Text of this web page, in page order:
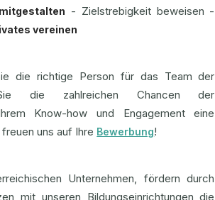
- Zielstrebigkeit beweisen -
vereinen
die richtige Person für das Team der
die zahlreichen Chancen der
Know-how und Engagement eine
uns auf Ihre Bewerbung!
Unternehmen, fördern durch
mit unseren Bildungseinrichtungen die